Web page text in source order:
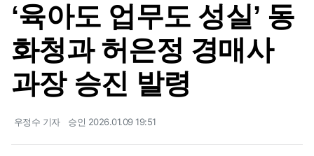
‘육아도 업무도 성실’ 동
화청과 허은정 경매사
과장 승진 발령
우정수 기자 승인 2026.01.09 19:51